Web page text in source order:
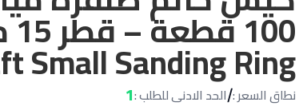
Small Sanding Ring
نطاق السعر :/الحد الادنى للطلب :1